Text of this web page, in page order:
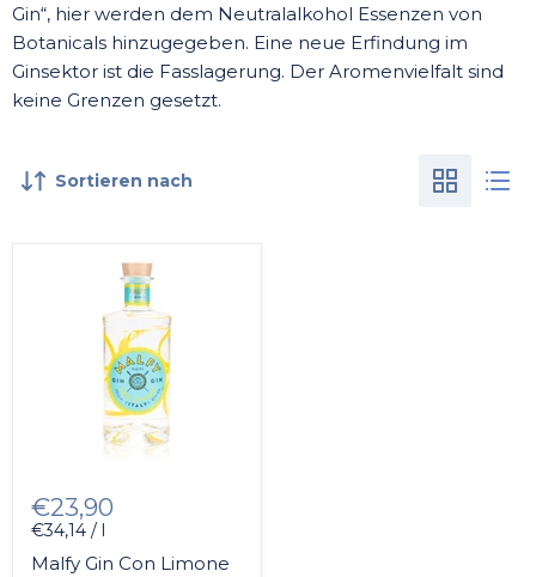
Gin“, hier werden dem Neutralalkohol Essenzen von
Botanicals hinzugegeben. Eine neue Erfindung im
Ginsektor ist die Fasslagerung. Der Aromenvielfalt sind
keine Grenzen gesetzt.
Sortieren nach
€23,90
€34,14 / l
Malfy Gin Con Limone